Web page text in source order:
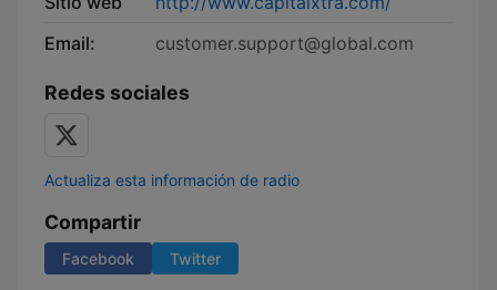
Email:
customer.support@global.com
Redes sociales
Actualiza esta información de radio
Compartir
Facebook Twitter